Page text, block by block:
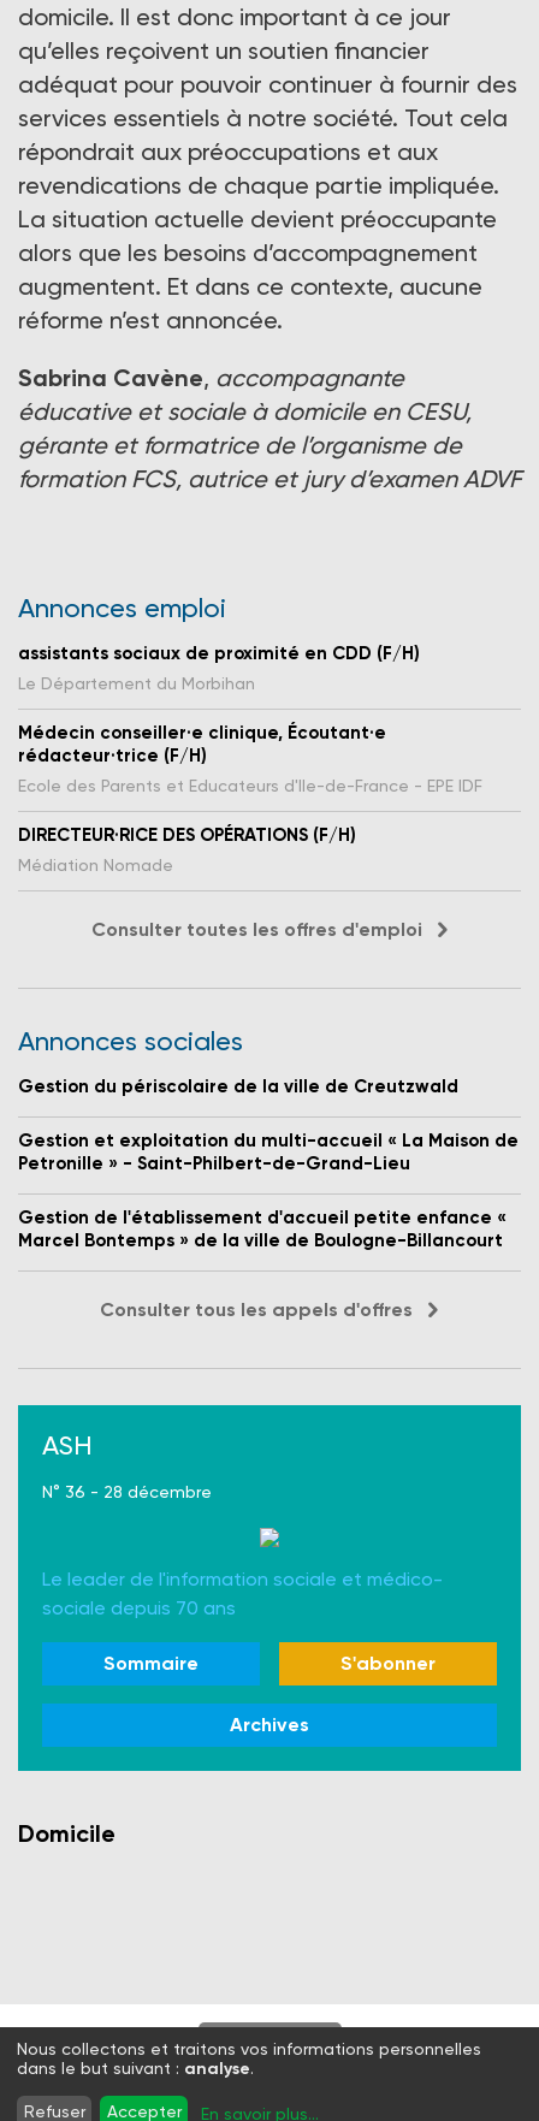
domicile. Il est donc important à ce jour
qu’elles reçoivent un soutien financier
adéquat pour pouvoir continuer à fournir des
services essentiels à notre société. Tout cela
répondrait aux préoccupations et aux
revendications de chaque partie impliquée.
La situation actuelle devient préoccupante
alors que les besoins d’accompagnement
augmentent. Et dans ce contexte, aucune
réforme n’est annoncée.
Sabrina Cavène, accompagnante
éducative et sociale à domicile en CESU,
gérante et formatrice de l’organisme de
formation FCS, autrice et jury d’examen ADVF
Annonces emploi
assistants sociaux de proximité en CDD (F/H)
Le Département du Morbihan
Médecin conseiller·e clinique, Écoutant·e
rédacteur·trice (F/H)
Ecole des Parents et Educateurs d'Ile-de-France - EPE IDF
DIRECTEUR·RICE DES OPÉRATIONS (F/H)
Médiation Nomade
Consulter toutes les offres d'emploi
Annonces sociales
Gestion du périscolaire de la ville de Creutzwald
Gestion et exploitation du multi-accueil « La Maison de
Petronille » - Saint-Philbert-de-Grand-Lieu
Gestion de l'établissement d'accueil petite enfance «
Marcel Bontemps » de la ville de Boulogne-Billancourt
Consulter tous les appels d'offres
ASH
N° 36 - 28 décembre
Le leader de l'information sociale et médico-
sociale depuis 70 ans
Sommaire S'abonner
Archives
Domicile
S'abonner
Twitter Facebook
WhatsApp
Nous collectons et traitons vos informations personnelles
dans le but suivant : analyse.
Refuser Accepter En savoir plus...